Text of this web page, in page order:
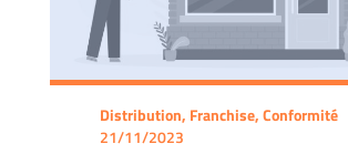
Distribution, Franchise, Conformité
21/11/2023